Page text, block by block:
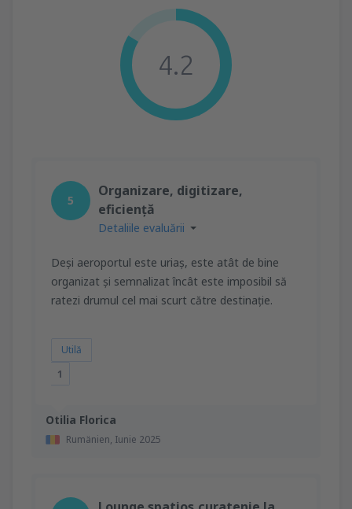
4.2
Otilia Florica
Rumänien, Iunie 2025
5
Organizare, digitizare,
eficiență
Detaliile evaluării
Deși aeroportul este uriaș, este atât de bine
organizat și semnalizat încât este imposibil să
ratezi drumul cel mai scurt către destinație.
Utilă
1